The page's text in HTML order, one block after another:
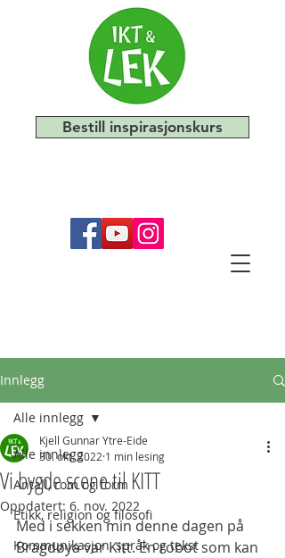
Bestill inspirasjonskurs
Innlegg
Alle innlegg
Antall, rom og form
Etikk, religion og filosofi
Kommunikasjon, språk og tekst
Alle innlegg
Vi bygde scene til KITT
Kjell Gunnar Ytre-Eide
30. okt. 2022 1 min lesing
Oppdatert: 6. nov. 2022
Med i sekken min denne dagen på
Bragdøya var Kitt. En robot som kan